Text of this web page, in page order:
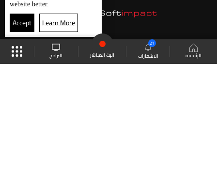
الرئيسية الاشعارات
21
البث المباشر البرامج
website better.
Accept Learn More
موقع البرامج الجدول البث المباشر